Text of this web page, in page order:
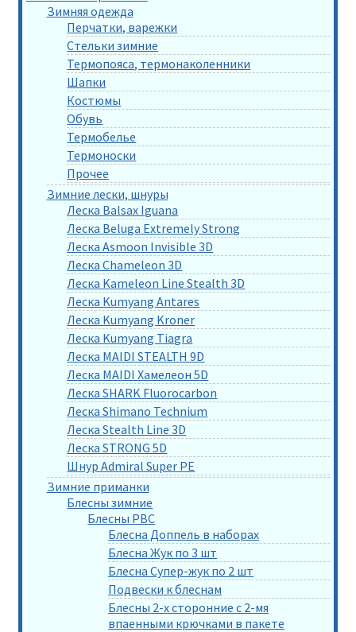
Зимняя одежда
Перчатки, варежки
Стельки зимние
Термопояса, термонаколенники
Шапки
Костюмы
Обувь
Термобелье
Термоноски
Прочее
Зимние лески, шнуры
Леска Balsax Iguana
Леска Beluga Extremely Strong
Леска Asmoon Invisible 3D
Леска Chameleon 3D
Леска Kameleon Line Stealth 3D
Леска Kumyang Antares
Леска Kumyang Kroner
Леска Kumyang Tiagra
Леска MAIDI STEALTH 9D
Леска MAIDI Хамелеон 5D
Леска SHARK Fluorocarbon
Леска Shimano Technium
Леска Stealth Line 3D
Леска STRONG 5D
Шнур Admiral Super PE
Зимние приманки
Блесны зимние
Блесны РВС
Блесна Доппель в наборах
Блесна Жук по 3 шт
Блесна Супер-жук по 2 шт
Подвески к блеснам
Блесны 2-х сторонние с 2-мя
впаенными крючками в пакете